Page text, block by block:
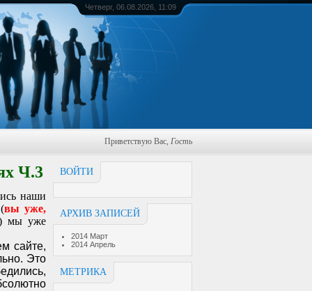
Четверг, 06.08.2026, 11:09
Приветствую Вас, Гость
ВОЙТИ
АРХИВ ЗАПИСЕЙ
2014 Март
2014 Апрель
МЕТРИКА
Ч.3
наши
вы уже,
мы уже
сайте,
Это